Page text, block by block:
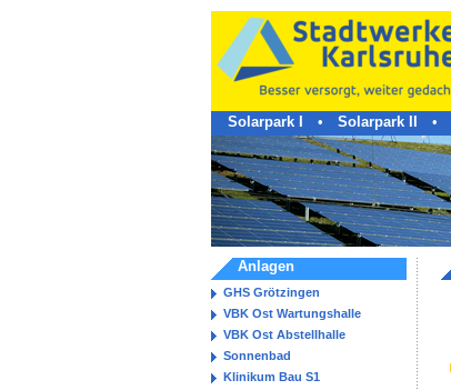
Solarpark I • Solarpark II •
Anlagen
GHS Grötzingen
VBK Ost Wartungshalle
VBK Ost Abstellhalle
Sonnenbad
Klinikum Bau S1